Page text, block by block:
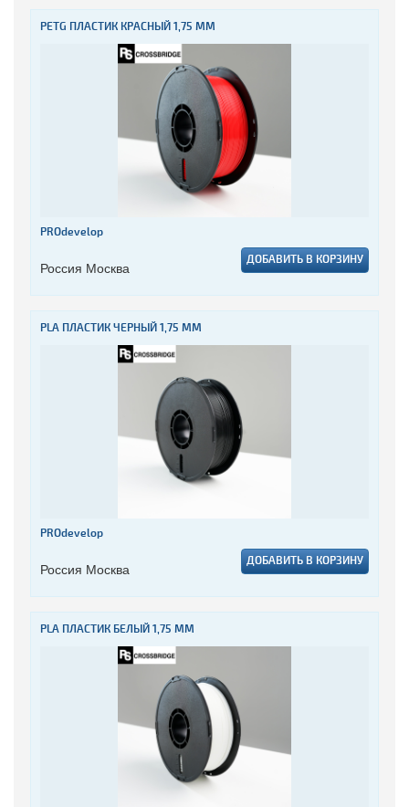
PETG ПЛАСТИК КРАСНЫЙ 1,75 ММ
PROdevelop
Россия Москва ДОБАВИТЬ В КОРЗИНУ
PLA ПЛАСТИК ЧЕРНЫЙ 1,75 ММ
PROdevelop
Россия Москва ДОБАВИТЬ В КОРЗИНУ
PLA ПЛАСТИК БЕЛЫЙ 1,75 ММ